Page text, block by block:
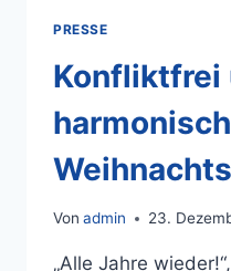
PRESSE
Konfliktfrei
Von admin 23.
„Alle Jahre